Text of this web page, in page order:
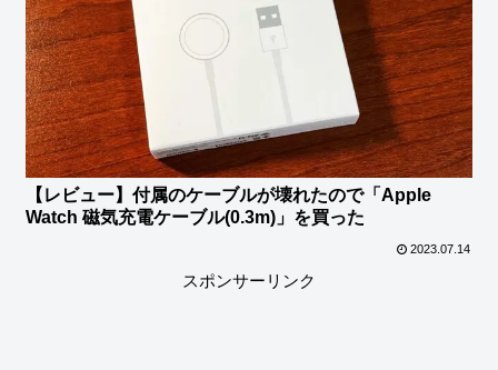
【レビュー】付属のケーブルが壊れたので「Apple
Watch 磁気充電ケーブル(0.3m)」を買った
2023.07.14
スポンサーリンク